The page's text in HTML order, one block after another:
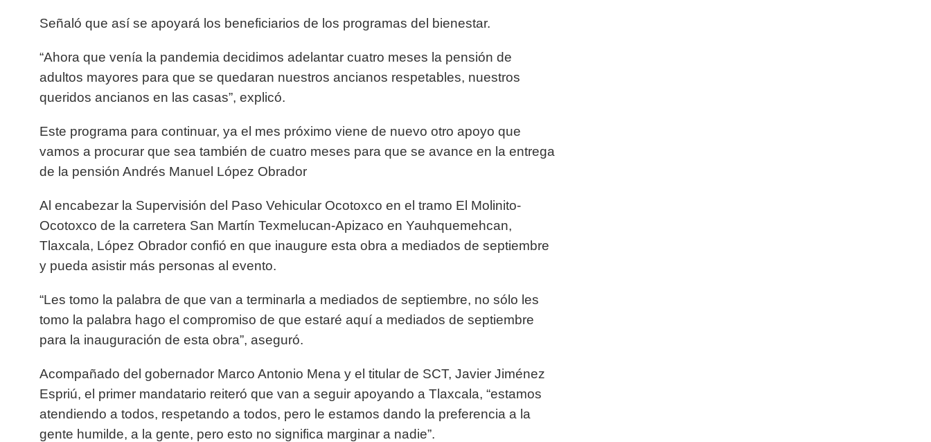
Señaló que así se apoyará los beneficiarios de los programas del bienestar.
“Ahora que venía la pandemia decidimos adelantar cuatro meses la pensión de
adultos mayores para que se quedaran nuestros ancianos respetables, nuestros
queridos ancianos en las casas”, explicó.
Este programa para continuar, ya el mes próximo viene de nuevo otro apoyo que
vamos a procurar que sea también de cuatro meses para que se avance en la entrega
de la pensión Andrés Manuel López Obrador
Al encabezar la Supervisión del Paso Vehicular Ocotoxco en el tramo El Molinito-
Ocotoxco de la carretera San Martín Texmelucan-Apizaco en Yauhquemehcan,
Tlaxcala, López Obrador confió en que inaugure esta obra a mediados de septiembre
y pueda asistir más personas al evento.
“Les tomo la palabra de que van a terminarla a mediados de septiembre, no sólo les
tomo la palabra hago el compromiso de que estaré aquí a mediados de septiembre
para la inauguración de esta obra”, aseguró.
Acompañado del gobernador Marco Antonio Mena y el titular de SCT, Javier Jiménez
Espriú, el primer mandatario reiteró que van a seguir apoyando a Tlaxcala, “estamos
atendiendo a todos, respetando a todos, pero le estamos dando la preferencia a la
gente humilde, a la gente, pero esto no significa marginar a nadie”.